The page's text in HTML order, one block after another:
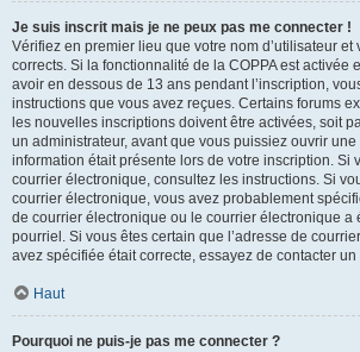
Je suis inscrit mais je ne peux pas me connecter !
Vérifiez en premier lieu que votre nom d’utilisateur et
corrects. Si la fonctionnalité de la COPPA est activée
avoir en dessous de 13 ans pendant l’inscription,
instructions que vous avez reçues. Certains forums
les nouvelles inscriptions doivent être activées, soit
un administrateur, avant que vous puissiez ouvrir une
information était présente lors de votre inscription. Si
courrier électronique, consultez les instructions. Si
courrier électronique, vous avez probablement
de courrier électronique ou le courrier électronique a
pourriel. Si vous êtes certain que l’adresse de
avez spécifiée était correcte, essayez de contacter
Haut
Pourquoi ne puis-je pas me connecter ?